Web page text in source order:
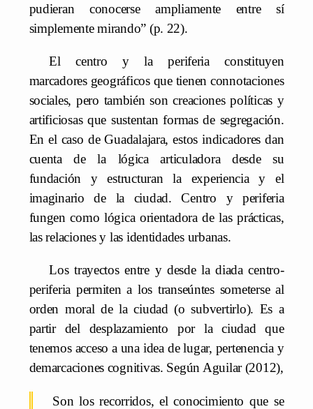
pudieran conocerse ampliamente entre sí
simplemente mirando” (p. 22).
El centro y la periferia constituyen
marcadores geográficos que tienen connotaciones
sociales, pero también son creaciones políticas y
artificiosas que sustentan formas de segregación.
En el caso de Guadalajara, estos indicadores dan
cuenta de la lógica articuladora desde su
fundación y estructuran la experiencia y el
imaginario de la ciudad. Centro y periferia
fungen como lógica orientadora de las prácticas,
las relaciones y las identidades urbanas.
Los trayectos entre y desde la diada centro-
periferia permiten a los transeúntes someterse al
orden moral de la ciudad (o subvertirlo). Es a
partir del desplazamiento por la ciudad que
tenemos acceso a una idea de lugar, pertenencia y
demarcaciones cognitivas. Según Aguilar (2012),
Son los recorridos, el conocimiento que se